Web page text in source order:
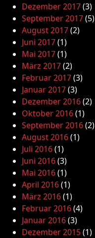
Dezember 2017(3)
September 2017(5)
August 2017(2)
Juni 2017(1)
Mai 2017(1)
März 2017(2)
Februar 2017(3)
Januar 2017(3)
Dezember 2016(2)
Oktober 2016(1)
September 2016(2)
August 2016(1)
Juli 2016(1)
Juni 2016(3)
Mai 2016(1)
April 2016(1)
März 2016(1)
Februar 2016(4)
Januar 2016(3)
Dezember 2015(1)